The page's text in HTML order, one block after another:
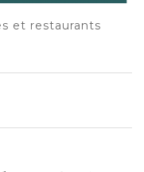
et restaurants